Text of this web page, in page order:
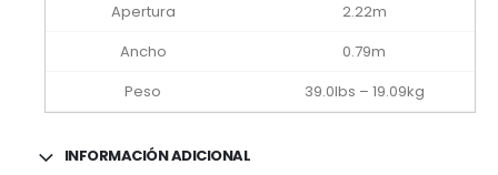
2.22m
0.79m
39.0lbs – 19.09kg
INFORMACIÓN ADICIONAL